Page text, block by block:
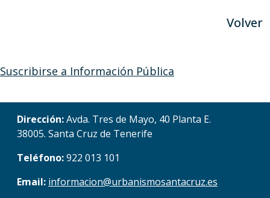
Volver
Suscribirse a Información Pública
Dirección:Avda. Tres de Mayo, 40 Planta E.
38005. Santa Cruz de Tenerife
Teléfono:922 013 101
Email: informacion@urbanismosantacruz.es